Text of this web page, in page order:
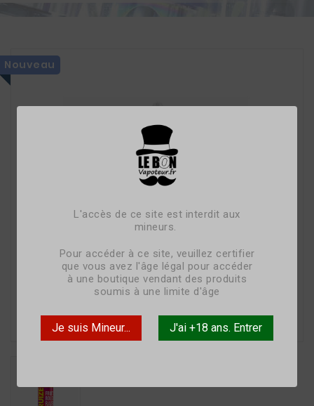
L'accès de ce site est interdit aux
mineurs.
Pour accéder à ce site, veuillez certifier
que vous avez l'âge légal pour accéder
à une boutique vendant des produits
soumis à une limite d'âge
Je suis Mineur... J'ai +18 ans. Entrer
Nouveau
